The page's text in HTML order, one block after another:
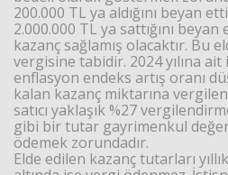
200.000 TL ya aldığını beyan
2.000.000 TL ya sattığını
kazanç sağlamış olacaktır. Bu
vergisine tabidir. 2024 yılına
enflasyon endeks artış oranı
kalan kazanç miktarına
satıcı yaklaşık %27
gibi bir tutar gayrimenkul
ödemek zorundadır.
Elde edilen kazanç tutarları